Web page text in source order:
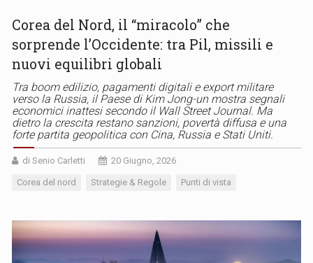
Corea del Nord, il “miracolo” che
sorprende l’Occidente: tra Pil, missili e
nuovi equilibri globali
Tra boom edilizio, pagamenti digitali e export militare
verso la Russia, il Paese di Kim Jong-un mostra segnali
economici inattesi secondo il Wall Street Journal. Ma
dietro la crescita restano sanzioni, povertà diffusa e una
forte partita geopolitica con Cina, Russia e Stati Uniti.
di Senio Carletti 20 Giugno, 2026
Corea del nord Strategie & Regole Punti di vista